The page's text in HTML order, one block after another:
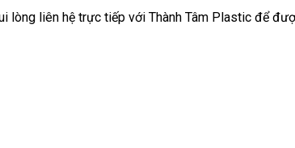
lòng liên hệ trực tiếp với Thành Tâm Plastic để